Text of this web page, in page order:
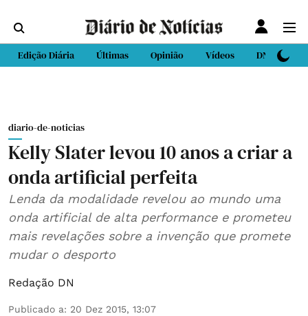
Edição Diária Últimas Opinião Vídeos DN Sport
diario-de-noticias
Kelly Slater levou 10 anos a criar a
onda artificial perfeita
Lenda da modalidade revelou ao mundo uma
onda artificial de alta performance e prometeu
mais revelações sobre a invenção que promete
mudar o desporto
Redação DN
Publicado a: 20 Dez 2015, 13:07